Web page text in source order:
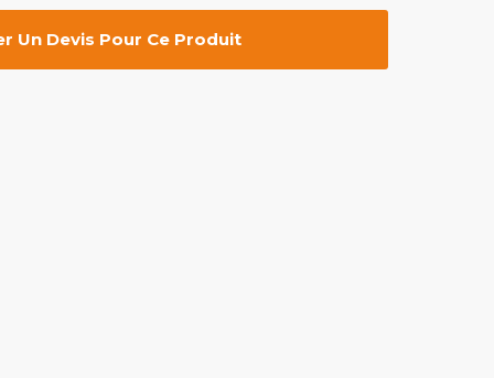
Un Devis Pour Ce Produit